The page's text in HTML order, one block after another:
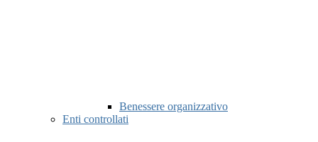
Benessere organizzativo
Enti controllati